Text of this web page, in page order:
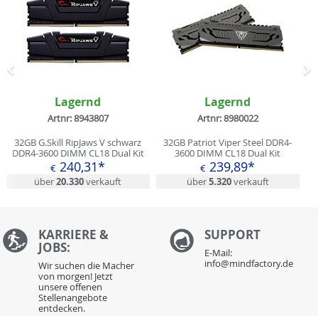
Lagernd
Artnr: 8943807
32GB G.Skill RipJaws V schwarz
DDR4-3600 DIMM CL18 Dual Kit
€ 240,31*
über20.330verkauft
Lagernd
Artnr: 8980022
32GB Patriot Viper Steel DDR4-
3600 DIMM CL18 Dual Kit
€ 239,89*
über5.320verkauft
Zurück
KARRIERE &
JOBS:
Wir suchen die Macher
von morgen! Jetzt
unsere offenen
Stellenangebote
entdecken.
SUPPORT
E-Mail:
info@mindfactory.de